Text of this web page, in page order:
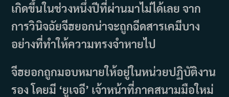
เกิดขึ้นในช่วงหนึ่งปีที่ผ่านมาไม่ได้เลย จาก
การวินิจฉัยจีฮยอกน่าจะถูกฉีดสารเคมีบาง
อย่างที่ทำให้ความทรงจำหายไป
จีฮยอกถูกมอบหมายให้อยู่ในหน่วยปฏิบัติงาน
รอง โดยมี ‘ยูเจอี’ เจ้าหน้าที่ภาคสนามมือใหม่